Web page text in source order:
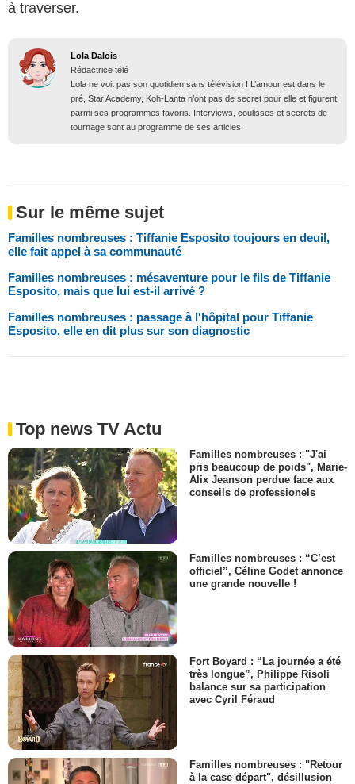
à traverser.
Lola Dalois
Rédactrice télé
Lola ne voit pas son quotidien sans télévision ! L’amour est dans le
pré, Star Academy, Koh-Lanta n’ont pas de secret pour elle et figurent
parmi ses programmes favoris. Interviews, coulisses et secrets de
tournage sont au programme de ses articles.
Sur le même sujet
Familles nombreuses : Tiffanie Esposito toujours en deuil,
elle fait appel à sa communauté
Familles nombreuses : mésaventure pour le fils de Tiffanie
Esposito, mais que lui est-il arrivé ?
Familles nombreuses : passage à l'hôpital pour Tiffanie
Esposito, elle en dit plus sur son diagnostic
Top news TV Actu
Familles nombreuses : "J'ai
pris beaucoup de poids", Marie-
Alix Jeanson perdue face aux
conseils de professionels
Familles nombreuses : “C’est
officiel”, Céline Godet annonce
une grande nouvelle !
Fort Boyard : “La journée a été
très longue”, Philippe Risoli
balance sur sa participation
avec Cyril Féraud
Familles nombreuses : "Retour
à la case départ", désillusion